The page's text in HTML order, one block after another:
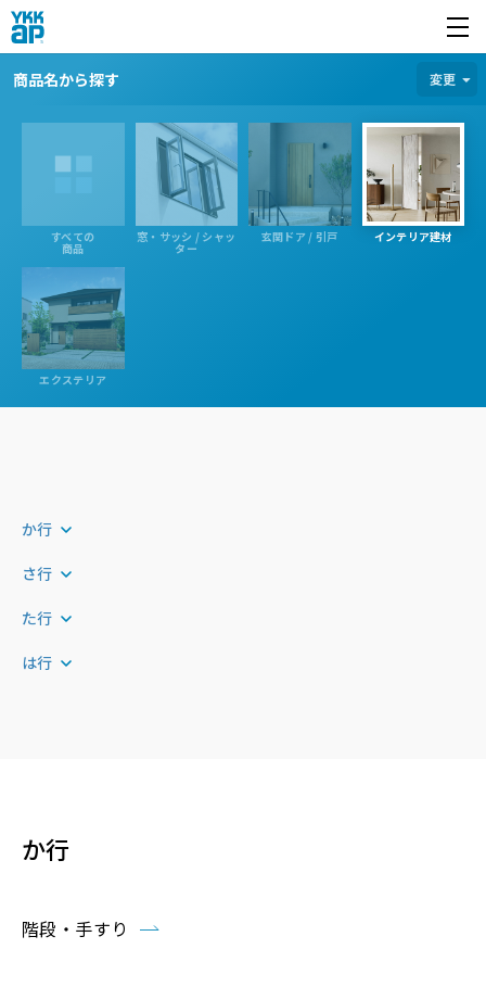
開く
商品名から探す
商品名から探す 変更
すべての
商品
窓・サッシ / シャッ
ター
玄関ドア / 引戸 インテリア建材
エクステリア
か行
さ行
た行
は行
か行
階段・手すり